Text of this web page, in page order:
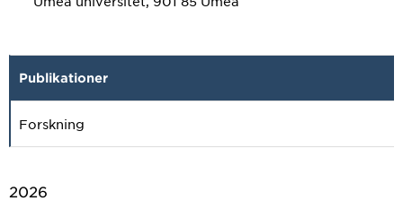
Publikationer
Forskning
2026